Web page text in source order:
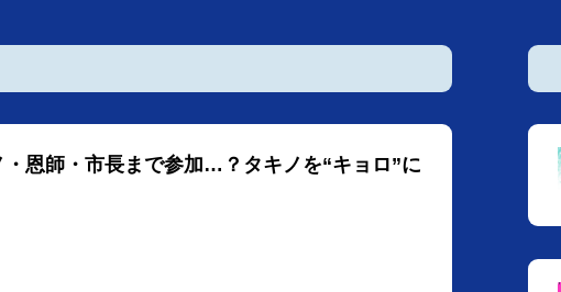
・恩師・市長まで参加…？タキノを“キョロ”に